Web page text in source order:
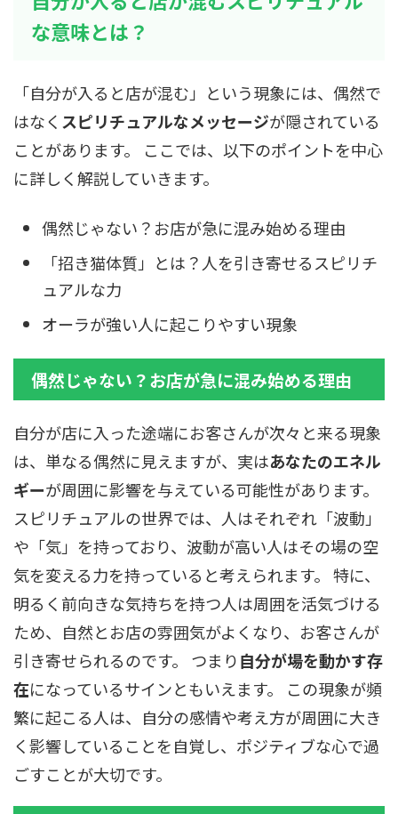
な意味とは？
「自分が入ると店が混む」という現象には、偶然で
はなく スピリチュアルなメッセージが隠されている
ことがあります。 ここでは、以下のポイントを中心
に詳しく解説していきます。
偶然じゃない？お店が急に混み始める理由
「招き猫体質」とは？人を引き寄せるスピリチ
ュアルな力
オーラが強い人に起こりやすい現象
偶然じゃない？お店が急に混み始める理由
自分が店に入った途端にお客さんが次々と来る現象
は、単なる偶然に見えますが、実はあなたのエネル
ギーが周囲に影響を与えている可能性があります。
スピリチュアルの世界では、人はそれぞれ「波動」
や「気」を持っており、波動が高い人はその場の空
気を変える力を持っていると考えられます。 特に、
明るく前向きな気持ちを持つ人は周囲を活気づける
ため、自然とお店の雰囲気がよくなり、お客さんが
引き寄せられるのです。 つまり自分が場を動かす存
在になっているサインともいえます。 この現象が頻
繁に起こる人は、自分の感情や考え方が周囲に大き
く影響していることを自覚し、ポジティブな心で過
ごすことが大切です。